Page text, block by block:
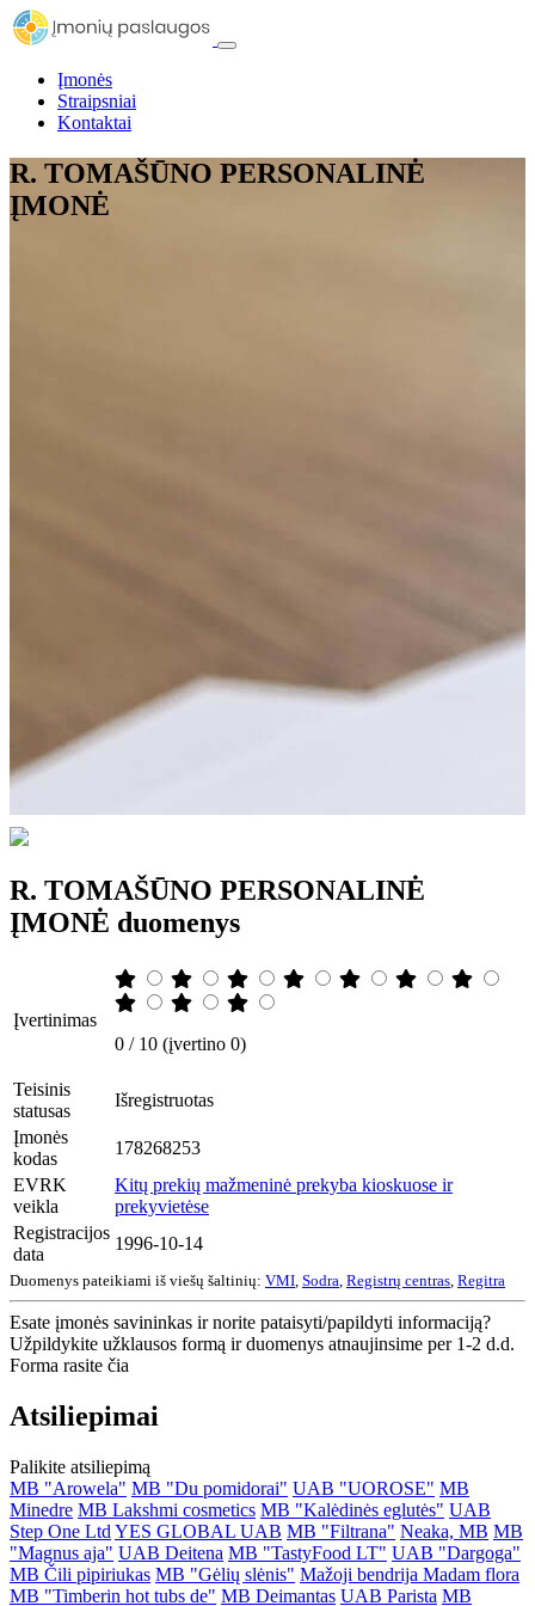
Įmonės
Straipsniai
Kontaktai
R. TOMAŠŪNO PERSONALINĖ
ĮMONĖ
R. TOMAŠŪNO PERSONALINĖ
ĮMONĖ duomenys
Įvertinimas
0 / 10 (įvertino 0)
Teisinis
statusas
Išregistruotas
Įmonės
kodas
178268253
EVRK
veikla
Kitų prekių mažmeninė prekyba kioskuose ir
prekyvietėse
Registracijos
data
1996-10-14
Duomenys pateikiami iš viešų šaltinių: VMI Sodra Registrų centras Regitra
Esate įmonės savininkas ir norite pataisyti/papildyti informaciją?
Užpildykite užklausos formą ir duomenys atnaujinsime per 1-2 d.d.
Forma rasite čia
Atsiliepimai
Palikite atsiliepimą
MB "Arowela" MB "Du pomidorai" UAB "UOROSE" MB
Minedre MB Lakshmi cosmetics MB "Kalėdinės eglutės" UAB
Step One Ltd YES GLOBAL UAB MB "Filtrana" Neaka, MB MB
"Magnus aja" UAB Deitena MB "TastyFood LT" UAB "Dargoga"
MB Čili pipiriukas MB "Gėlių slėnis" Mažoji bendrija Madam flora
MB "Timberin hot tubs de" MB Deimantas UAB Parista MB